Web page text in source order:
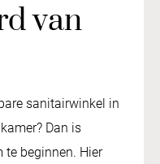
van
sanitairwinkel in
Dan is
te beginnen. Hier